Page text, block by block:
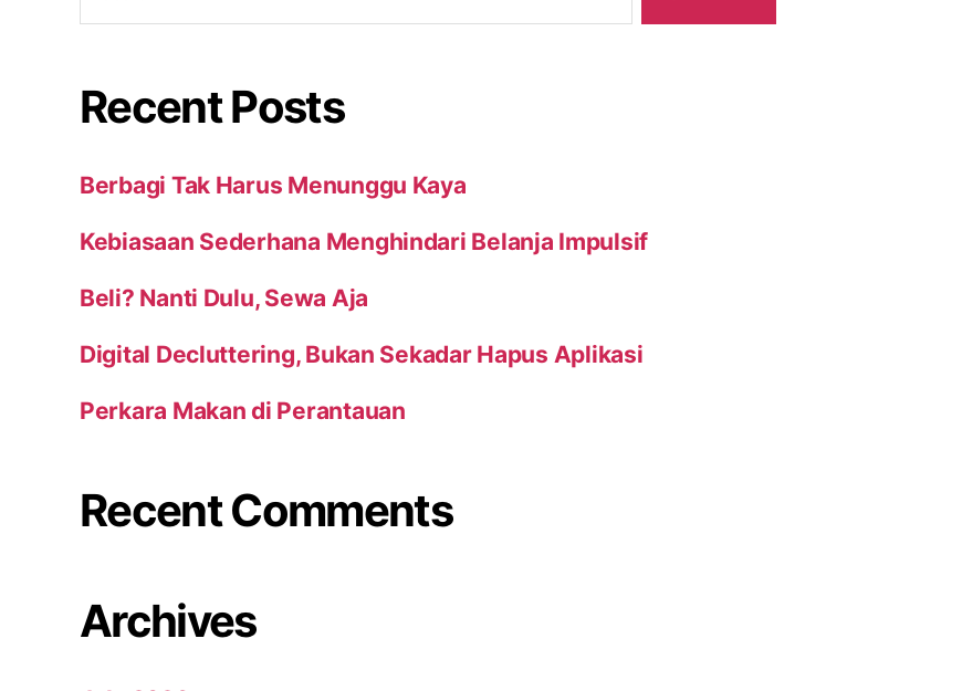
Recent Posts
Berbagi Tak Harus Menunggu Kaya
Kebiasaan Sederhana Menghindari Belanja Impulsif
Beli? Nanti Dulu, Sewa Aja
Digital Decluttering, Bukan Sekadar Hapus Aplikasi
Perkara Makan di Perantauan
Recent Comments
Archives